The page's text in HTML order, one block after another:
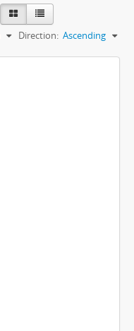
Direction: Ascending